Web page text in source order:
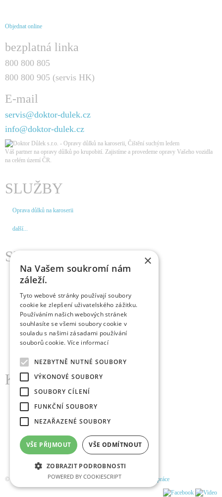
Objednat online
bezplatná linka
800 800 805
800 800 905 (servis HK)
E-mail
servis@doktor-dulek.cz
info@doktor-dulek.cz
Váš partner na opravy důlků po krupobití. Zajistíme a provedeme opravy Vašeho vozidla
na celém území ČR
SLUŽBY
Oprava důlků na karoserii
další...
SERVISY
Praha
Hradec Králové
Brno
České Budějovice
KDE NÁS NAJDETE
Doktor Důlek s.r.o.
Pospíšilova 1236/18a
500 03 Hradec Králové
Tel.: 800 800 805
E-mail:servis@doktor-dulek.cz
Tel.: 800 800 905 (servis HK)
E-mail:info@doktor-dulek.cz
© 2026 Doktor Důlek. Všechna práva vyhrazena. Spolupráce
×
Na Vašem soukromí nám
záleží.
Tyto webové stránky používají soubory
cookie ke zlepšení uživatelského zážitku.
Používáním našich webových stránek
souhlasíte se všemi soubory cookie v
souladu s našimi zásadami používání
souborů cookie. Více informací
NEZBYTNĚ NUTNÉ SOUBORY
VÝKONOVÉ SOUBORY
SOUBORY CÍLENÍ
FUNKČNÍ SOUBORY
NEZAŘAZENÉ SOUBORY
VŠE PŘIJMOUT VŠE ODMÍTNOUT
ZOBRAZIT PODROBNOSTI
POWERED BY COOKIESCRIPT